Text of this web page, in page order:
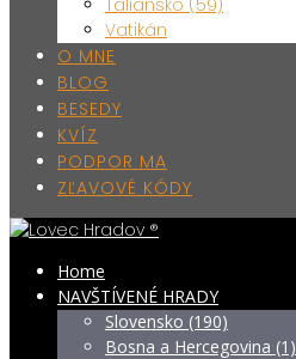
Taliansko (59)
Vatikán
O MNE
BLOG
BESEDY
KVÍZ
PODPOR MA
ZĽAVOVÉ KÓDY
Home
NAVŠTÍVENÉ HRADY
Slovensko (190)
Bosna a Hercegovina (1)